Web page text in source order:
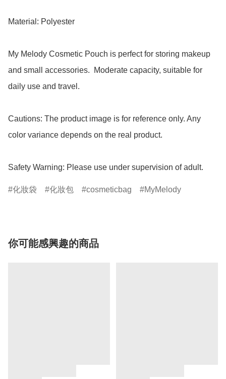
Material: Polyester
My Melody Cosmetic Pouch is perfect for storing makeup
and small accessories.  Moderate capacity, suitable for
daily use and travel.
Cautions: The product image is for reference only. Any
color variance depends on the real product.
Safety Warning: Please use under supervision of adult.
化妝袋 化妝包 cosmeticbag MyMelody
你可能感興趣的商品